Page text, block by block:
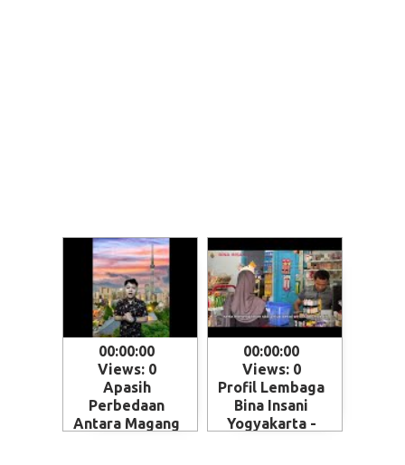
00:00:00
Views: 0
Apasih
Perbedaan
Antara Magang
00:00:00
Views: 0
Profil Lembaga
Bina Insani
Yogyakarta -